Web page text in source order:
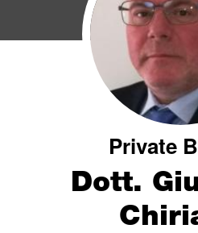
Private
Dott.